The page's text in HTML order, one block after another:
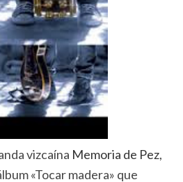
vizcaína Memoria de Pez,
«Tocar madera» que